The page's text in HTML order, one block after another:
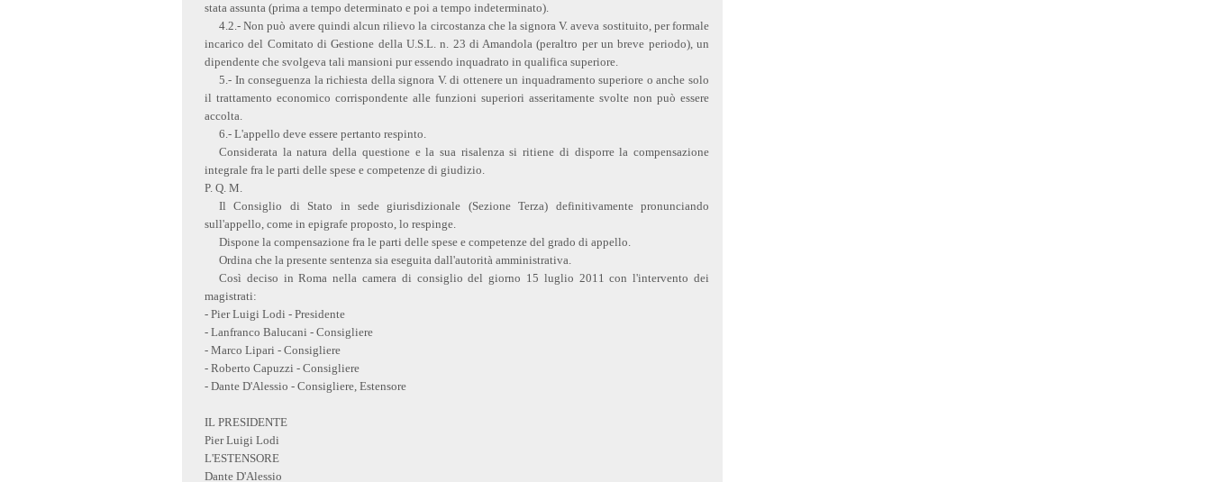
stata assunta (prima a tempo determinato e poi a tempo indeterminato).
4.2.- Non può avere quindi alcun rilievo la circostanza che la signora V. aveva sostituito, per formale
incarico del Comitato di Gestione della U.S.L. n. 23 di Amandola (peraltro per un breve periodo), un
dipendente che svolgeva tali mansioni pur essendo inquadrato in qualifica superiore.
5.- In conseguenza la richiesta della signora V. di ottenere un inquadramento superiore o anche solo
il trattamento economico corrispondente alle funzioni superiori asseritamente svolte non può essere
accolta.
6.- L'appello deve essere pertanto respinto.
Considerata la natura della questione e la sua risalenza si ritiene di disporre la compensazione
integrale fra le parti delle spese e competenze di giudizio.
P. Q. M.
Il Consiglio di Stato in sede giurisdizionale (Sezione Terza) definitivamente pronunciando
sull'appello, come in epigrafe proposto, lo respinge.
Dispone la compensazione fra le parti delle spese e competenze del grado di appello.
Ordina che la presente sentenza sia eseguita dall'autorità amministrativa.
Così deciso in Roma nella camera di consiglio del giorno 15 luglio 2011 con l'intervento dei
magistrati:
- Pier Luigi Lodi - Presidente
- Lanfranco Balucani - Consigliere
- Marco Lipari - Consigliere
- Roberto Capuzzi - Consigliere
- Dante D'Alessio - Consigliere, Estensore
IL PRESIDENTE
Pier Luigi Lodi
L'ESTENSORE
Dante D'Alessio